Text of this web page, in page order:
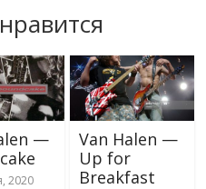
—
2020
Van Halen —
Up for
Breakfast